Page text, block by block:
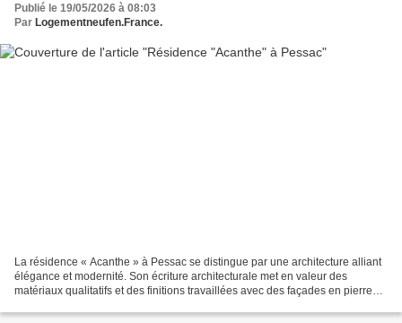
Publié le 19/05/2026 à 08:03
Par Logementneufen.France.
La résidence « Acanthe » à Pessac se distingue par une architecture alliant
élégance et modernité. Son écriture architecturale met en valeur des
matériaux qualitatifs et des finitions travaillées avec des façades en pierre